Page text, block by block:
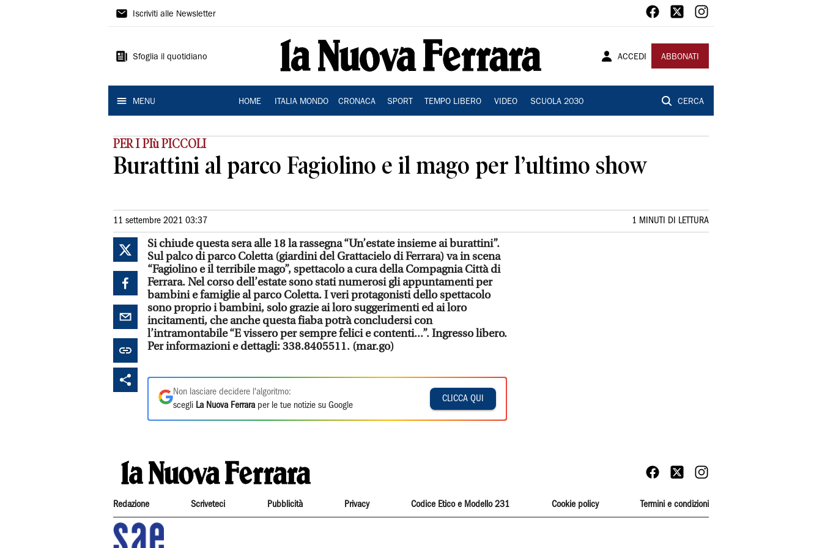
La
Ferrara
Iscriviti alle Newsletter
Sfoglia il quotidiano ACCEDI ABBONATI
MENU HOME ITALIA MONDO CRONACA SPORT TEMPO LIBERO VIDEO SCUOLA 2030 CERCA
PER I PIù PICCOLI
Burattini al parco Fagiolino e il mago per l’ultimo show
11 settembre 2021 03:37 1 MINUTI DI LETTURA
Si chiude questa sera alle 18 la rassegna “Un’estate insieme ai burattini”.
Sul palco di parco Coletta (giardini del Grattacielo di Ferrara) va in scena
“Fagiolino e il terribile mago”, spettacolo a cura della Compagnia Città di
Ferrara. Nel corso dell’estate sono stati numerosi gli appuntamenti per
bambini e famiglie al parco Coletta. I veri protagonisti dello spettacolo
sono proprio i bambini, solo grazie ai loro suggerimenti ed ai loro
incitamenti, che anche questa fiaba potrà concludersi con
l’intramontabile “E vissero per sempre felici e contenti...”. Ingresso libero.
Per informazioni e dettagli: 338.8405511. (mar.go)
Non lasciare decidere l'algoritmo:
scegli La Nuova Ferrara per le tue notizie su Google
CLICCA QUI
Redazione Scriveteci Pubblicità Privacy Codice Etico e Modello 231 Cookie policy Termini e condizioni